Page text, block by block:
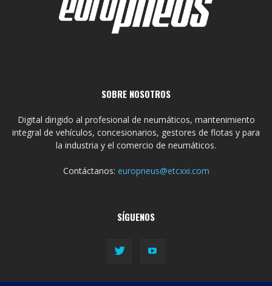
SOBRE NOSOTROS
Digital dirigido al profesional de neumáticos, mantenimiento
integral de vehículos, concesionarios, gestores de flotas y para
la industria y el comercio de neumáticos.
Contáctanos: europneus@etcxxi.com
SÍGUENOS